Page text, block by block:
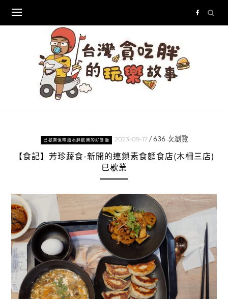
content
已歇業但帶給本胖歡樂的好餐廳 2023-09-17 /636次瀏覽
【食記】芳珍蔬食-新開的連鎖素食麵食店(木柵三店)
已歇業